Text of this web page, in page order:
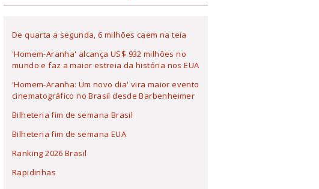
De quarta a segunda, 6 milhões caem na teia
'Homem-Aranha' alcança US$ 932 milhões no
mundo e faz a maior estreia da história nos EUA
'Homem-Aranha: Um novo dia' vira maior evento
cinematográfico no Brasil desde Barbenheimer
Bilheteria fim de semana Brasil
Bilheteria fim de semana EUA
Ranking 2026 Brasil
Rapidinhas